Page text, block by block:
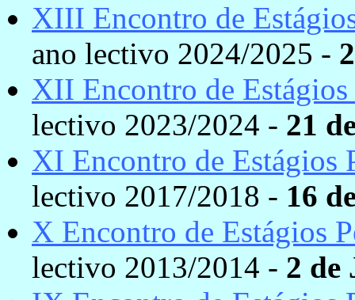
XIII Encontro de
ano lectivo 2024/2025 -
XII Encontro de
lectivo 2023/2024 - 21
XI Encontro de Estágios
lectivo 2017/2018 - 16
X Encontro de Estágios
lectivo 2013/2014 - 2 de